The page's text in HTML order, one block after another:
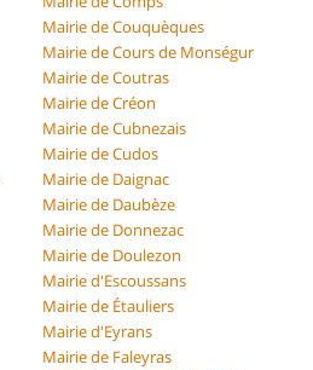
Mairie de Couquèques
Mairie de Cours de Monségur
Mairie de Coutras
Mairie de Créon
Mairie de Cubnezais
Mairie de Cudos
Mairie de Daignac
Mairie de Daubèze
Mairie de Donnezac
Mairie de Doulezon
Mairie d'Escoussans
Mairie de Étauliers
Mairie d'Eyrans
Mairie de Faleyras